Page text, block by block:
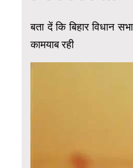
बता दें कि बिहार विधान
कामयाब रही